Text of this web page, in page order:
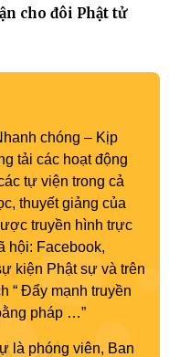
cho đôi Phật tử
chóng – Kịp
tải các hoạt động
tự viện trong cả
thuyết giảng của
truyền hình trực
hội: Facebook,
kiện Phật sự và trên
“ Đẩy mạnh truyền
pháp …”
là phóng viên, Ban